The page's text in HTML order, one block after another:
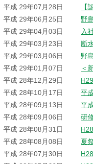
平成 29年07月28日
【
平成 29年06月25日
野
平成 29年04月03日
入
平成 29年03月23日
断
平成 29年03月06日
野
平成 29年01月07日
＜
平成 28年12月29日
平成 28年10月17日
平
平成 28年09月13日
平
平成 28年09月06日
研
平成 28年08月31日
平成 28年08月08日
夏
平成 28年07月30日